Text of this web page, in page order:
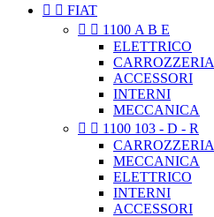
  FIAT
  1100 A B E
ELETTRICO
CARROZZERIA
ACCESSORI
INTERNI
MECCANICA
  1100 103 - D - R
CARROZZERIA
MECCANICA
ELETTRICO
INTERNI
ACCESSORI